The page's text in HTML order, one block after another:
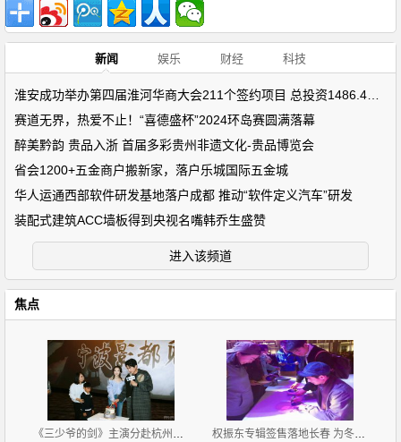
新闻 娱乐 财经 科技
赛道无界，热爱不止！“喜德盛杯”2024环岛赛圆满落幕
醉美黔韵 贵品入浙 首届多彩贵州非遗文化-贵品博览会
省会1200+五金商户搬新家，落户乐城国际五金城
华人运通西部软件研发基地落户成都 推动“软件定义汽车”研发
装配式建筑ACC墙板得到央视名嘴韩乔生盛赞
进入该频道
焦点
《三少爷的剑》主演分赴杭州宁波 提剑共品古龙武侠 权振东专辑签售落地长春 为冬日送暖